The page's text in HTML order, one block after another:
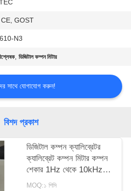
GOST
N3
,ডিজিটাল কম্পন মিটার
সাথে যোগাযোগ করুন!
বিশদ প্রকাশ
ডিজিটাল কম্পন ক্যালিব্রেটর
ক্যালিব্রেট কম্পন মিটার কম্পন
শেকার 1Hz থেকে 10kHz
ক্রমাগত নিয়মিত HG-5020i
MOQ:১ পিসি